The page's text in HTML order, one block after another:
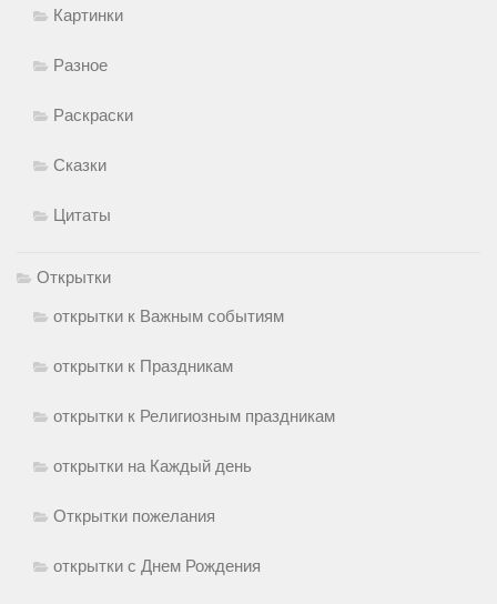
Картинки
Разное
Раскраски
Сказки
Цитаты
Открытки
открытки к Важным событиям
открытки к Праздникам
открытки к Религиозным праздникам
открытки на Каждый день
Открытки пожелания
открытки с Днем Рождения